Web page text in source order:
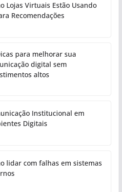
Lojas Virtuais Estão Usando
Recomendações
para melhorar sua
digital sem
altos
Institucional em
Digitais
lidar com falhas em sistemas